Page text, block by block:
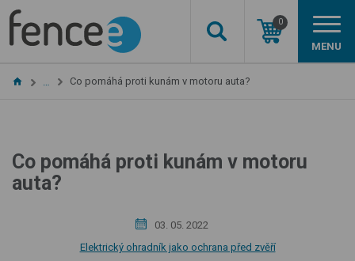
0
MENU
Co pomáhá proti kunám v motoru auta?
Co pomáhá proti kunám v motoru
auta?
03. 05. 2022
Elektrický ohradník jako ochrana před zvěří